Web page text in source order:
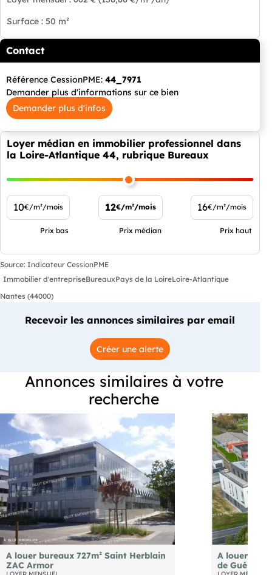
Surface : 50 m²
Contact
Référence CessionPME: 44_7971
Demander plus d'informations sur ce bien
Demander plus d'infos
Loyer médian en immobilier professionnel dans
la Loire-Atlantique 44, rubrique Bureaux
10€/m²/mois
Prix bas
12€/m²/mois
Prix médian
16€/m²/mois
Prix haut
Source: Indicateur CessionPME
Immobilier d'entrepriseBureauxPays de la LoireLoire-Atlantique
Nantes (44000)
Recevoir les annonces similaires par email
Créer une alerte
Annonces similaires à votre
recherche
A louer bureaux 727m² Saint Herblain
ZAC Armor
A louer
de Guérande